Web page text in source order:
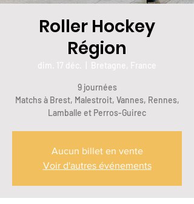
Roller Hockey
Région
dim. 17 déc. Bretagne, France
9 journées
Matchs à Brest, Malestroit, Vannes, Rennes,
Lamballe et Perros-Guirec
Aucun billet en vente
Voir d'autres événements